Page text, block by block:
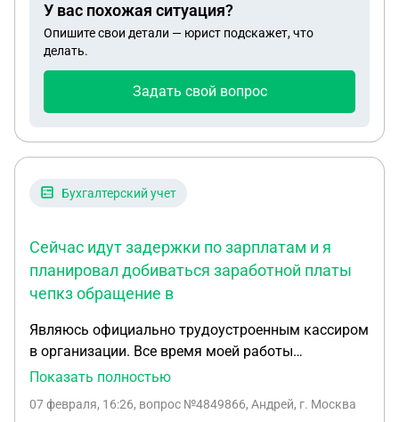
плату c районным коэффициентом и северной
надбавкой за период вахты из расчета
нормальной продолжительности рабочего
неделю). Часы переработки сверх нормальной
предоставляются в виде дней междувахтового
применения районного коэффициента и северной
У вас похожая ситуация?
Опишите свои детали — юрист подскажет, что
делать.
Задать свой вопрос
Бухгалтерский учет
Сейчас идут задержки по зарплатам и я
планировал добиваться заработной платы
чепкз обращение в
Являюсь официально трудоустроенным кассиром
в организации. Все время моей работы
организация работала в серую.У организации
рассчет с нетрудоустроенными
Показать полностью
07 февраля, 16:26, вопрос №4849866, Андрей, г. Москва